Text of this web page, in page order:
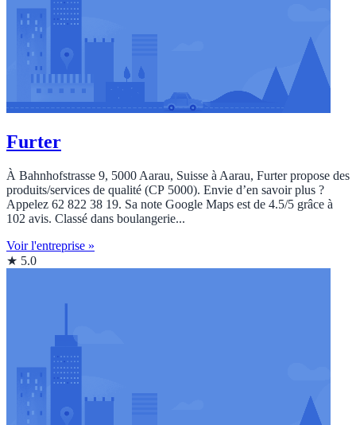
Furter
À Bahnhofstrasse 9, 5000 Aarau, Suisse à Aarau, Furter propose des
produits/services de qualité (CP 5000). Envie d’en savoir plus ?
Appelez 62 822 38 19. Sa note Google Maps est de 4.5/5 grâce à
102 avis. Classé dans boulangerie...
Voir l'entreprise »
★ 5.0